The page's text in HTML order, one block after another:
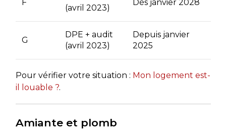
F
(avril 2023)
Dès janvier 2028
G
DPE + audit
(avril 2023)
Depuis janvier
2025
Pour vérifier votre situation : Mon logement est-
il louable ?.
Amiante et plomb